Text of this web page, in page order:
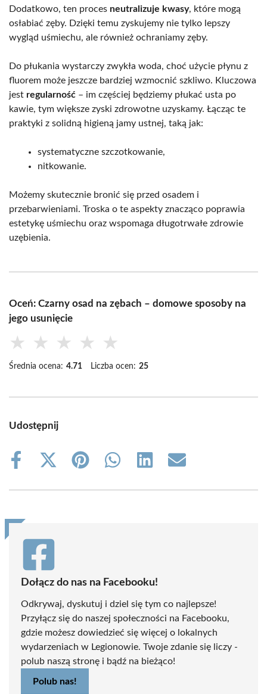
Dodatkowo, ten proces neutralizuje kwasy, które mogą
osłabiać zęby. Dzięki temu zyskujemy nie tylko lepszy
wygląd uśmiechu, ale również ochraniamy zęby.
Do płukania wystarczy zwykła woda, choć użycie płynu z
fluorem może jeszcze bardziej wzmocnić szkliwo. Kluczowa
jest regularność – im częściej będziemy płukać usta po
kawie, tym większe zyski zdrowotne uzyskamy. Łącząc te
praktyki z solidną higieną jamy ustnej, taką jak:
systematyczne szczotkowanie,
nitkowanie.
Możemy skutecznie bronić się przed osadem i
przebarwieniami. Troska o te aspekty znacząco poprawia
estetykę uśmiechu oraz wspomaga długotrwałe zdrowie
uzębienia.
Oceń: Czarny osad na zębach – domowe sposoby na
jego usunięcie
★ ★ ★ ★ ★
Średnia ocena: 4.71 Liczba ocen: 25
Udostępnij
Share
Share
(Twitter)
Share
Share
Share
Share
Dołącz do nas na Facebooku!
Odkrywaj, dyskutuj i dziel się tym co najlepsze!
Przyłącz się do naszej społeczności na Facebooku,
gdzie możesz dowiedzieć się więcej o lokalnych
wydarzeniach w Legionowie. Twoje zdanie się liczy -
polub naszą stronę i bądź na bieżąco!
Polub nas!